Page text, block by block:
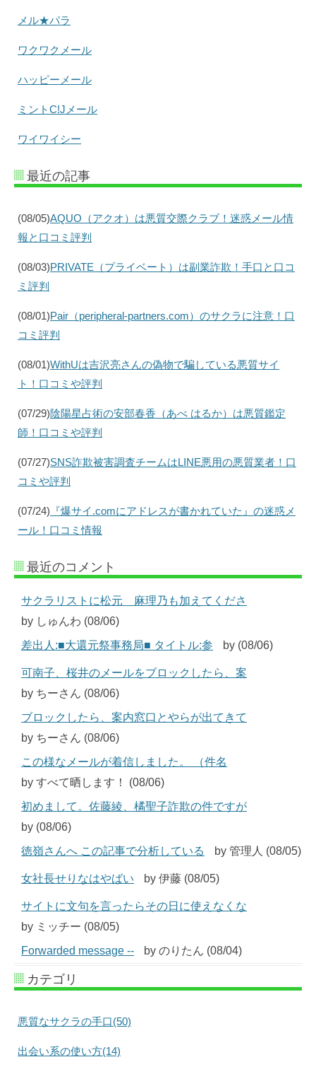
メル★パラ
ワクワクメール
ハッピーメール
ミントC!Jメール
ワイワイシー
最近の記事
(08/05)AQUO（アクオ）は悪質交際クラブ！迷惑メール情
報と口コミ評判
(08/03)PRIVATE（プライベート）は副業詐欺！手口と口コ
ミ評判
(08/01)Pair（peripheral-partners.com）のサクラに注意！口
コミ評判
(08/01)WithUは吉沢亮さんの偽物で騙している悪質サイ
ト！口コミや評判
(07/29)陰陽星占術の安部春香（あべ はるか）は悪質鑑定
師！口コミや評判
(07/27)SNS詐欺被害調査チームはLINE悪用の悪質業者！口
コミや評判
(07/24) 『爆サイ.comにアドレスが書かれていた』の迷惑メ
ール！口コミ情報
最近のコメント
サクラリストに松元 麻理乃も加えてくださ
by しゅんわ (08/06)
差出人:■大還元祭事務局■ タイトル:参
by (08/06)
可南子、桜井のメールをブロックしたら、案
by ちーさん (08/06)
ブロックしたら、案内窓口とやらが出てきて
by ちーさん (08/06)
この様なメールが着信しました。 （件名
by すべて晒します！ (08/06)
初めまして。佐藤綾、橘聖子詐欺の件ですが
by (08/06)
徳嶺さんへ この記事で分析している
by 管理人 (08/05)
女社長せりなはやばい by 伊藤 (08/05)
サイトに文句を言ったらその日に使えなくな
by ミッチー (08/05)
Forwarded message --
by のりたん (08/04)
カテゴリ
悪質なサクラの手口(50)
出会い系の使い方(14)